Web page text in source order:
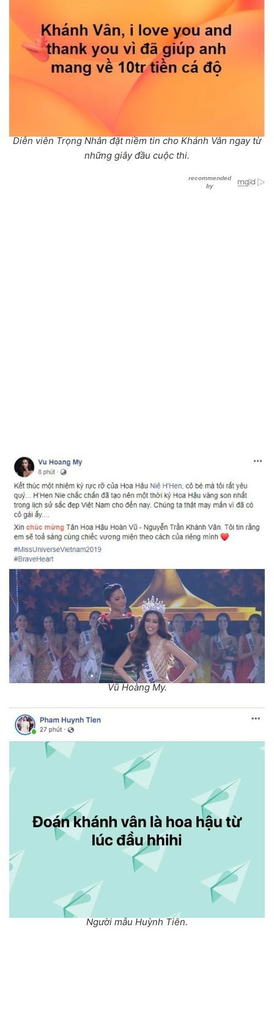
Diễn viên Trọng Nhân đặt niềm tin cho Khánh Vân ngay từ
những giây đầu cuộc thi.
Vũ Hoàng My.
Người mẫu Huỳnh Tiên.